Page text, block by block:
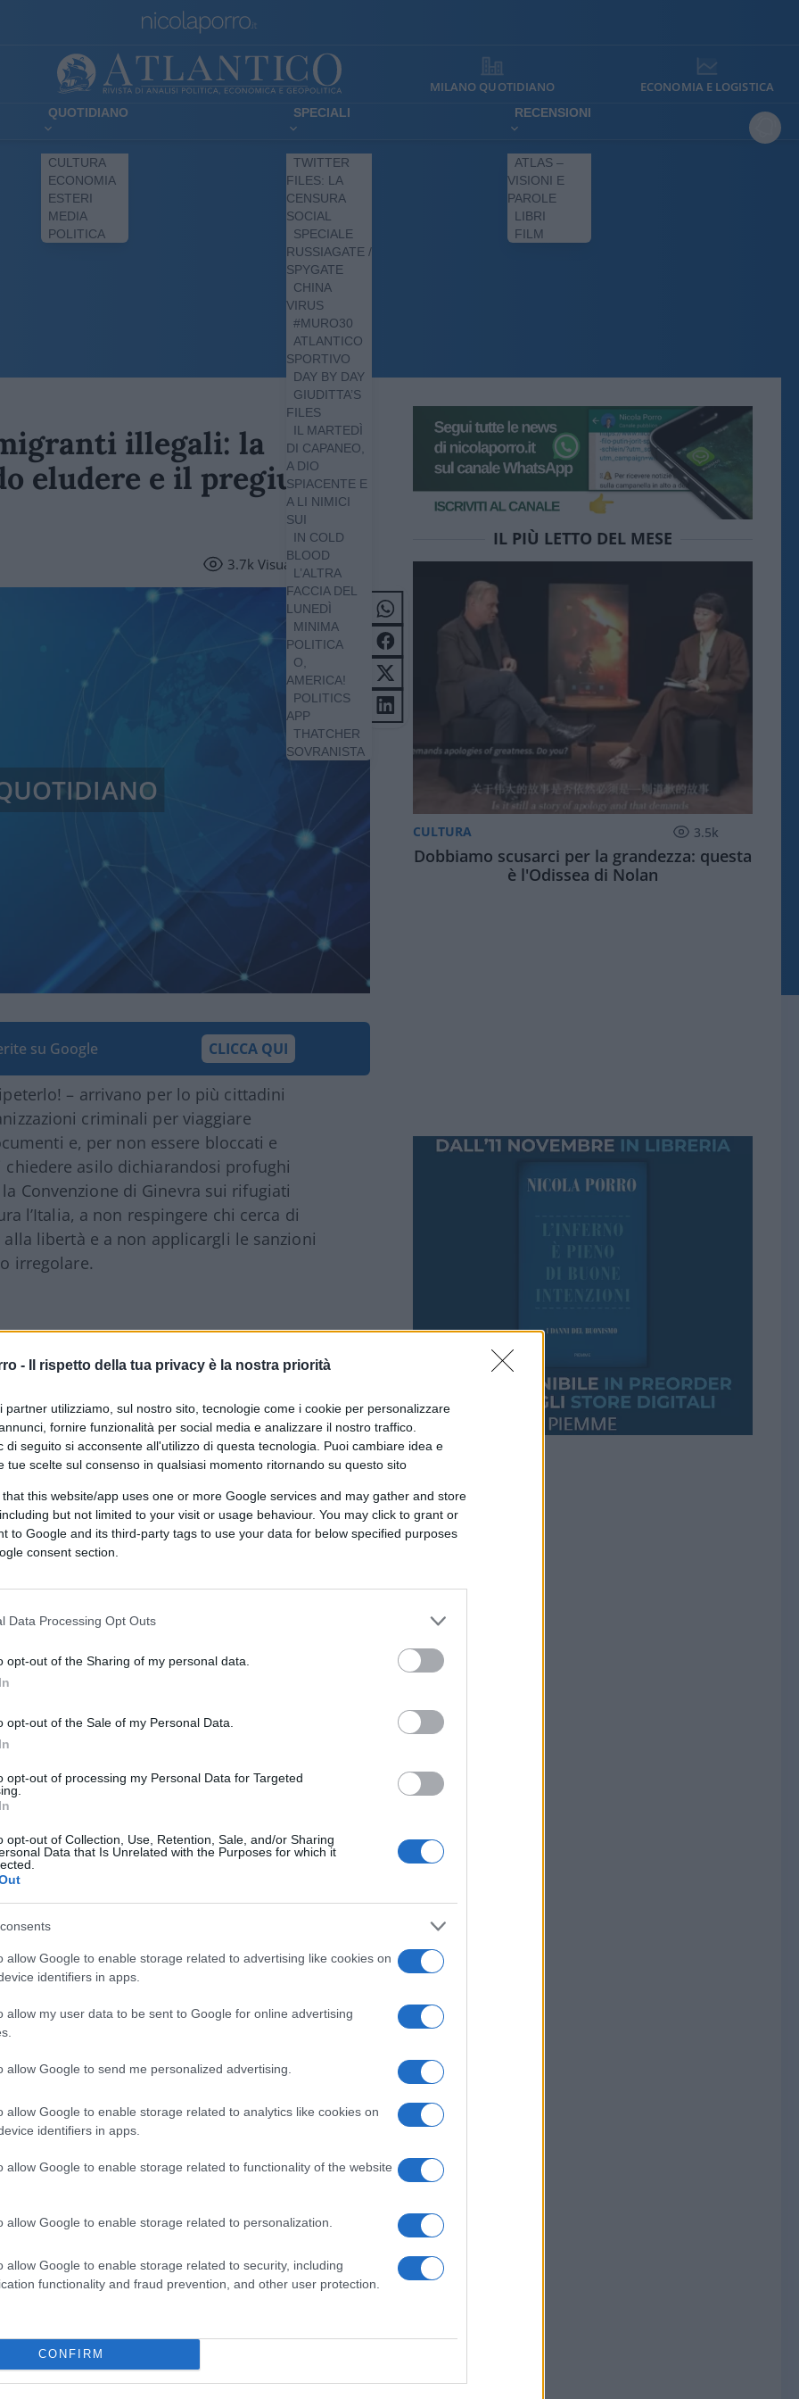
- Il rispetto della tua privacy è la nostra priorità
partner utilizziamo, sul nostro sito, tecnologie come i cookie per personalizzare
fornire funzionalità per social media e analizzare il nostro traffico.
di seguito si acconsente all'utilizzo di questa tecnologia. Puoi cambiare idea e
tue scelte sul consenso in qualsiasi momento ritornando su questo sito
that this website/app uses one or more Google services and may gather and store
but not limited to your visit or usage behaviour. You may click to grant or
to Google and its third-party tags to use your data for below specified purposes
consent section.
Data Processing Opt Outs
opt-out of the Sharing of my personal data.
opt-out of the Sale of my Personal Data.
opt-out of processing my Personal Data for Targeted
opt-out of Collection, Use, Retention, Sale, and/or Sharing
Data that Is Unrelated with the Purposes for which it
allow Google to enable storage related to advertising like cookies on
identifiers in apps.
allow my user data to be sent to Google for online advertising
allow Google to send me personalized advertising.
allow Google to enable storage related to analytics like cookies on
identifiers in apps.
allow Google to enable storage related to functionality of the website
allow Google to enable storage related to personalization.
allow Google to enable storage related to security, including
functionality and fraud prevention, and other user protection.
CONFIRM
MILANO QUOTIDIANO ECONOMIA E LOGISTICA
QUOTIDIANO
CULTURA
ECONOMIA
ESTERI
MEDIA
POLITICA
SPECIALI
TWITTER
FILES: LA
CENSURA
SOCIAL
SPECIALE
RUSSIAGATE /
SPYGATE
CHINA
VIRUS
#MURO30
ATLANTICO
SPORTIVO
DAY BY DAY
GIUDITTA’S
FILES
IL MARTEDÌ
DI CAPANEO,
A DIO
SPIACENTE E
A LI NIMICI
SUI
IN COLD
BLOOD
L’ALTRA
FACCIA DEL
LUNEDÌ
MINIMA
POLITICA
O,
AMERICA!
POLITICS
APP
THATCHER
SOVRANISTA
RECENSIONI
ATLAS –
VISIONI E
PAROLE
LIBRI
FILM
illegali: la
eludere e il pregiudizio
3.7k Visualizzazioni
su Google CLICCA QUI
– arrivano per lo più cittadini
criminali per viaggiare
e, per non essere bloccati e
asilo dichiarandosi profughi
Convenzione di Ginevra sui rifugiati
l’Italia, a non respingere chi cerca di
libertà e a non applicargli le sanzioni
irregolare.
in Italia sono circa l’11 per cento di
di meno. Nel 2016, ad esempio,
di asilo, l’Italia ha concesso lo status
dei casi esaminati, il 2,7 per cento del
ha istituito una forma ulteriore di
per chi si trova al di fuori del proprio
effettivo di subire un grave danno”.
arrivano in Italia per sottrarsi a
giugno, ad esempio, sono state
state respinte, l’81 per cento. Hanno
cento dei richiedenti, protezione
un istituto esistente solo in Italia, l’1
non può sfuggire. Eppure viene
la Commissione europea quando si è
Sicilia ammonendo, in merito allo
ordinato dal governatore Musumeci il 22
rispettare gli obblighi delle leggi
fingendo di non sapere che
perché, come è noto, si concede
a persone che raccontano storie
Diocesana di Palermo il 22 agosto, in un
ha accusato il governatore
mobilità” e di aver scelto “la via
Nord del mondo, interessati fortemente dal
in Sicilia, perché i migranti no? Al
del Sud del mondo, quanti sono sottoposti
quanti hanno ‘ricevuto’ il Coviddal Nord
no, non possono muoversi liberamente:
sono dunque pericolosi, devono essere
fede, che davvero non faccia differenza
con passaporto e visto) e quelli
IL PIÙ LETTO DEL MESE
CULTURA 3.5k
Dobbiamo scusarci per la grandezza: questa
è l'Odissea di Nolan